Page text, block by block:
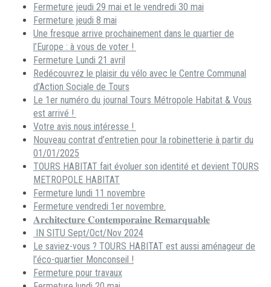
Fermeture jeudi 29 mai et le vendredi 30 mai
Fermeture jeudi 8 mai
Une fresque arrive prochainement dans le quartier de
l’Europe : à vous de voter !
Fermeture Lundi 21 avril
Redécouvrez le plaisir du vélo avec le Centre Communal
d’Action Sociale de Tours
Le 1er numéro du journal Tours Métropole Habitat & Vous
est arrivé !
Votre avis nous intéresse !
Nouveau contrat d’entretien pour la robinetterie à partir du
01/01/2025
TOURS HABITAT fait évoluer son identité et devient TOURS
METROPOLE HABITAT
Fermeture lundi 11 novembre
Fermeture vendredi 1er novembre.
𝐀𝐫𝐜𝐡𝐢𝐭𝐞𝐜𝐭𝐮𝐫𝐞 𝐂𝐨𝐧𝐭𝐞𝐦𝐩𝐨𝐫𝐚𝐢𝐧𝐞 𝐑𝐞𝐦𝐚𝐫𝐪𝐮𝐚𝐛𝐥𝐞
IN SITU Sept/Oct/Nov 2024
Le saviez-vous ? TOURS HABITAT est aussi aménageur de
l’éco-quartier Monconseil !
Fermeture pour travaux